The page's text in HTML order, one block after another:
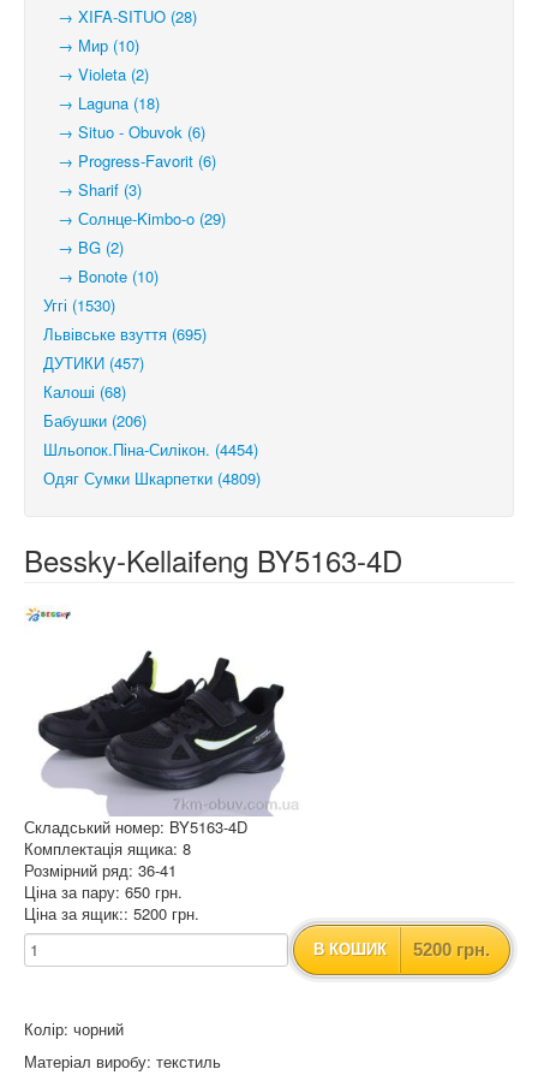
→ XIFA-SITUO (28)
→ Мир (10)
→ Violeta (2)
→ Laguna (18)
→ Situo - Obuvok (6)
→ Progress-Favorit (6)
→ Sharif (3)
→ Солнце-Kimbo-o (29)
→ BG (2)
→ Bonote (10)
Уггі (1530)
Львівське взуття (695)
ДУТИКИ (457)
Калоші (68)
Бабушки (206)
Шльопок.Піна-Силікон. (4454)
Одяг Сумки Шкарпетки (4809)
Bessky-Kellaifeng BY5163-4D
Складський номер: BY5163-4D
Комплектація ящика: 8
Розмірний ряд: 36-41
Ціна за пару: 650 грн.
Ціна за ящик:: 5200 грн.
В КОШИК 5200 грн.
Колір: чорний
Матеріал виробу: текстиль